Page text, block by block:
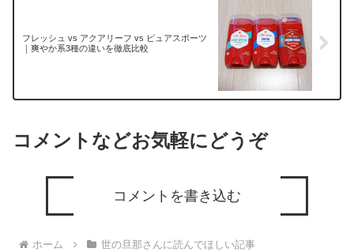
フレッシュ vs アクアリーフ vs ピュアスポーツ
｜爽やか系3種の違いを徹底比較
コメントなどお気軽にどうぞ
コメントを書き込む
ホーム 世の旦那さんに読んでほしい記事